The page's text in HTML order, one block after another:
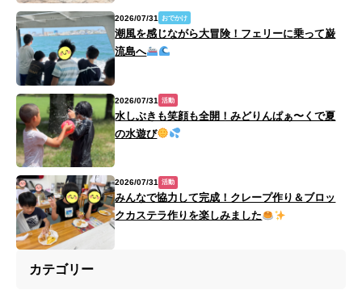
2026/07/31 おでかけ
潮風を感じながら大冒険！フェリーに乗って巌
流島へ
2026/07/31 活動
水しぶきも笑顔も全開！みどりんぱぁ〜くで夏
の水遊び
2026/07/31 活動
みんなで協力して完成！クレープ作り＆ブロッ
クカステラ作りを楽しみました
カテゴリー